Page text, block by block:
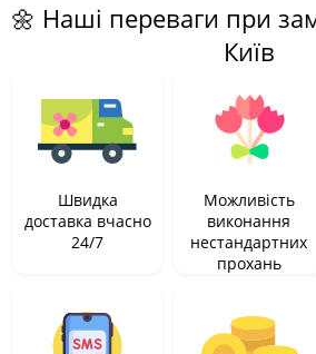
🌼 Наші переваги при
Київ
Швидка
доставка вчасно
24/7
Можливість
виконання
нестандартних
прохань